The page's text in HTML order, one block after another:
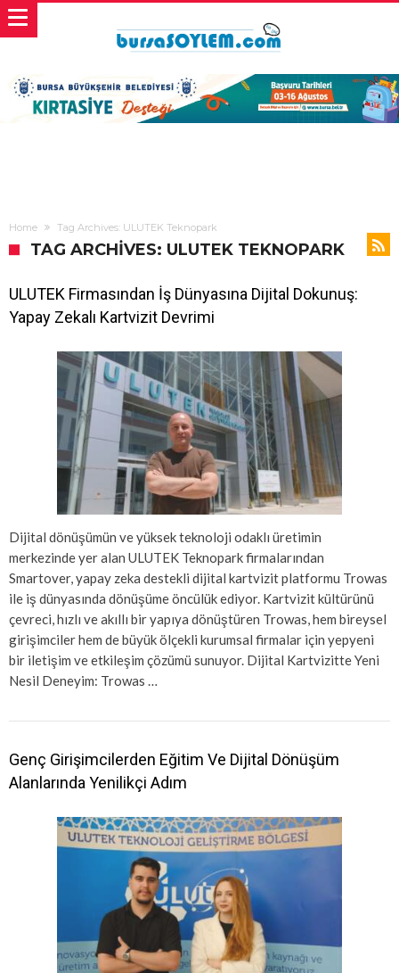
Home Tag Archives: ULUTEK Teknopark
TAG ARCHIVES: ULUTEK TEKNOPARK
ULUTEK Firmasından İş Dünyasına Dijital Dokunuş:
Yapay Zekalı Kartvizit Devrimi
Dijital dönüşümün ve yüksek teknoloji odaklı üretimin
merkezinde yer alan ULUTEK Teknopark firmalarından
Smartover, yapay zeka destekli dijital kartvizit platformu Trowas
ile iş dünyasında dönüşüme öncülük ediyor. Kartvizit kültürünü
çevreci, hızlı ve akıllı bir yapıya dönüştüren Trowas, hem bireysel
girişimciler hem de büyük ölçekli kurumsal firmalar için yepyeni
bir iletişim ve etkileşim çözümü sunuyor. Dijital Kartvizitte Yeni
Nesil Deneyim: Trowas …
Genç Girişimcilerden Eğitim Ve Dijital Dönüşüm
Alanlarında Yenilikçi Adım